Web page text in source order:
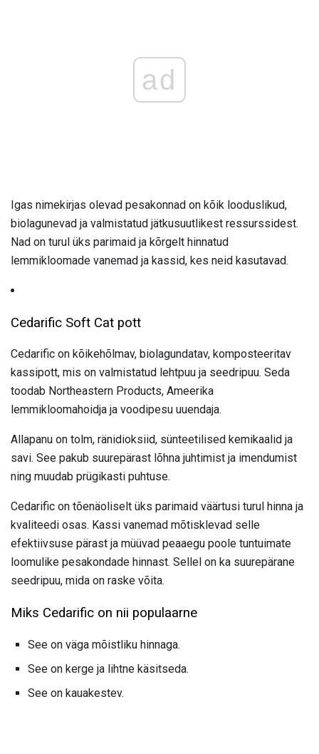
ad
Igas nimekirjas olevad pesakonnad on kõik looduslikud,
biolagunevad ja valmistatud jätkusuutlikest ressurssidest.
Nad on turul üks parimaid ja kõrgelt hinnatud
lemmikloomade vanemad ja kassid, kes neid kasutavad.
Cedarific Soft Cat pott
Cedarific on kõikehõlmav, biolagundatav, komposteeritav
kassipott, mis on valmistatud lehtpuu ja seedripuu. Seda
toodab Northeastern Products, Ameerika
lemmikloomahoidja ja voodipesu uuendaja.
Allapanu on tolm, ränidioksiid, sünteetilised kemikaalid ja
savi. See pakub suurepärast lõhna juhtimist ja imendumist
ning muudab prügikasti puhtuse.
Cedarific on tõenäoliselt üks parimaid väärtusi turul hinna ja
kvaliteedi osas. Kassi vanemad mõtisklevad selle
efektiivsuse pärast ja müüvad peaaegu poole tuntuimate
loomulike pesakondade hinnast. Sellel on ka suurepärane
seedripuu, mida on raske võita.
Miks Cedarific on nii populaarne
See on väga mõistliku hinnaga.
See on kerge ja lihtne käsitseda.
See on kauakestev.